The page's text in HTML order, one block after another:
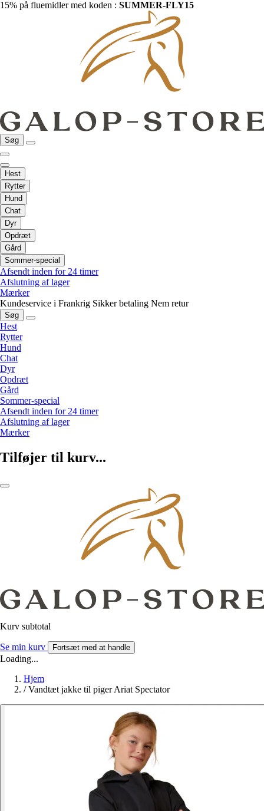
15% på fluemidler med koden : SUMMER-FLY15
Søg
Hest
Rytter
Hund
Chat
Dyr
Opdræt
Gård
Sommer-special
Afsendt inden for 24 timer
Afslutning af lager
Mærker
Kundeservice i Frankrig Sikker betaling Nem retur
Søg
Hest
Rytter
Hund
Chat
Dyr
Opdræt
Gård
Sommer-special
Afsendt inden for 24 timer
Afslutning af lager
Mærker
Tilføjer til kurv...
Kurv subtotal
Se min kurv Fortsæt med at handle
Loading...
Hjem
/ Vandtæt jakke til piger Ariat Spectator